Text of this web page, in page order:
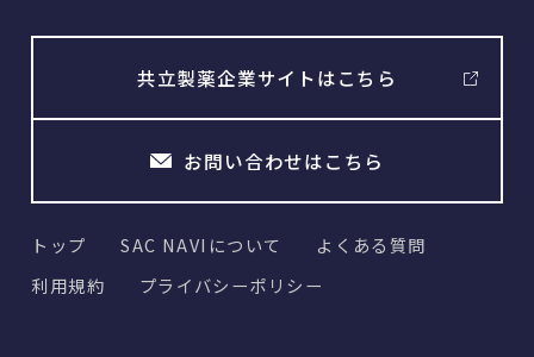
共立製薬企業サイトはこちら
お問い合わせはこちら
トップ SAC NAVIについて
よくある質問
利用規約
プライバシーポリシー